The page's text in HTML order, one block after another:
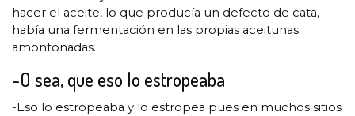
hacer el aceite, lo que producía un defecto de cata,
había una fermentación en las propias aceitunas
amontonadas.
-O sea, que eso lo estropeaba
-Eso lo estropeaba y lo estropea pues en muchos sitios